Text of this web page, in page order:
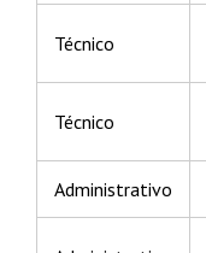
Técnico
Técnico
Administrativo